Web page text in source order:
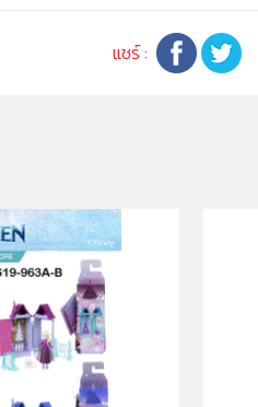
หรือผู้เชี่ยวชาญ ไม่นำเข้าจมูก
แชร์ :